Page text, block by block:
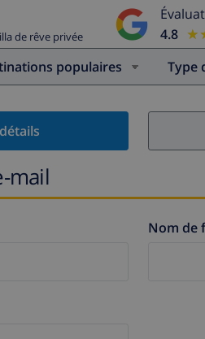
de rêve privée
4.8
populaires
mail
Nom de